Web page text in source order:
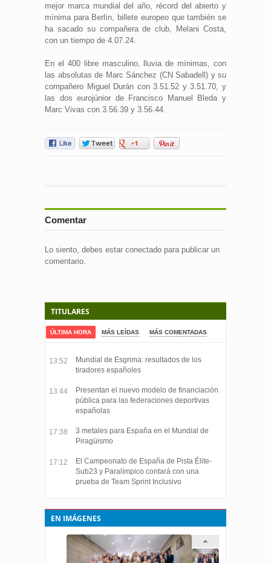
mejor marca mundial del año, récord del abierto y
mínima para Berlín, billete europeo que también se
ha sacado su compañera de club, Melani Costa,
con un tiempo de 4.07.24.
En el 400 libre masculino, lluvia de mínimas, con
las absolutas de Marc Sánchez (CN Sabadell) y su
compañero Miguel Durán con 3.51.52 y 3.51.70, y
las dos eurojúnior de Francisco Manuel Bleda y
Marc Vivas con 3.56.39 y 3.56.44.
Comentar
Lo siento, debes estar conectado para publicar un
comentario.
TITULARES
ÚLTIMA HORA MÁS LEÍDAS MÁS COMENTADAS
13:52
Mundial de Esgrima: resultados de los
tiradores españoles
13:44
Presentan el nuevo modelo de financiación
pública para las federaciones deportivas
españolas
17:38
3 metales para España en el Mundial de
Piragüismo
17:12
El Campeonato de España de Pista Élite-
Sub23 y Paralímpico contará con una
prueba de Team Sprint Inclusivo
EN IMÁGENES